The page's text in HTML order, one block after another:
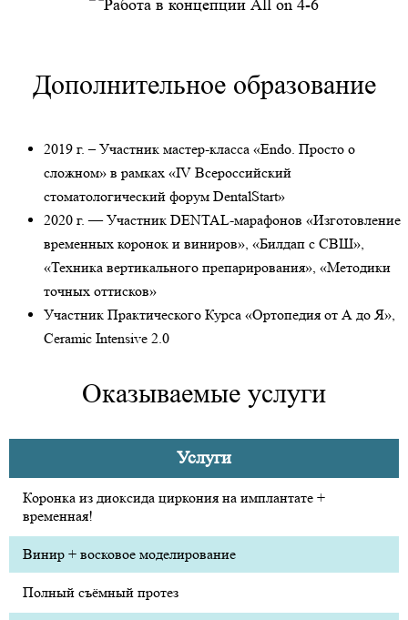
Работа в концепции All on 4-6
Дополнительное образование
2019 г. – Участник мастер-класса «Endo. Просто о
сложном» в рамках «IV Всероссийский
стоматологический форум DentalStart»
2020 г. — Участник DENTAL-марафонов «Изготовление
временных коронок и виниров», «Билдап с СВШ»,
«Техника вертикального препарирования», «Методики
точных оттисков»
Участник Практического Курса «Ортопедия от А до Я»,
Ceramic Intensive 2.0
Оказываемые услуги
Услуги
Коронка из диоксида циркония на имплантате +
временная!
Винир + восковое моделирование
Полный съёмный протез